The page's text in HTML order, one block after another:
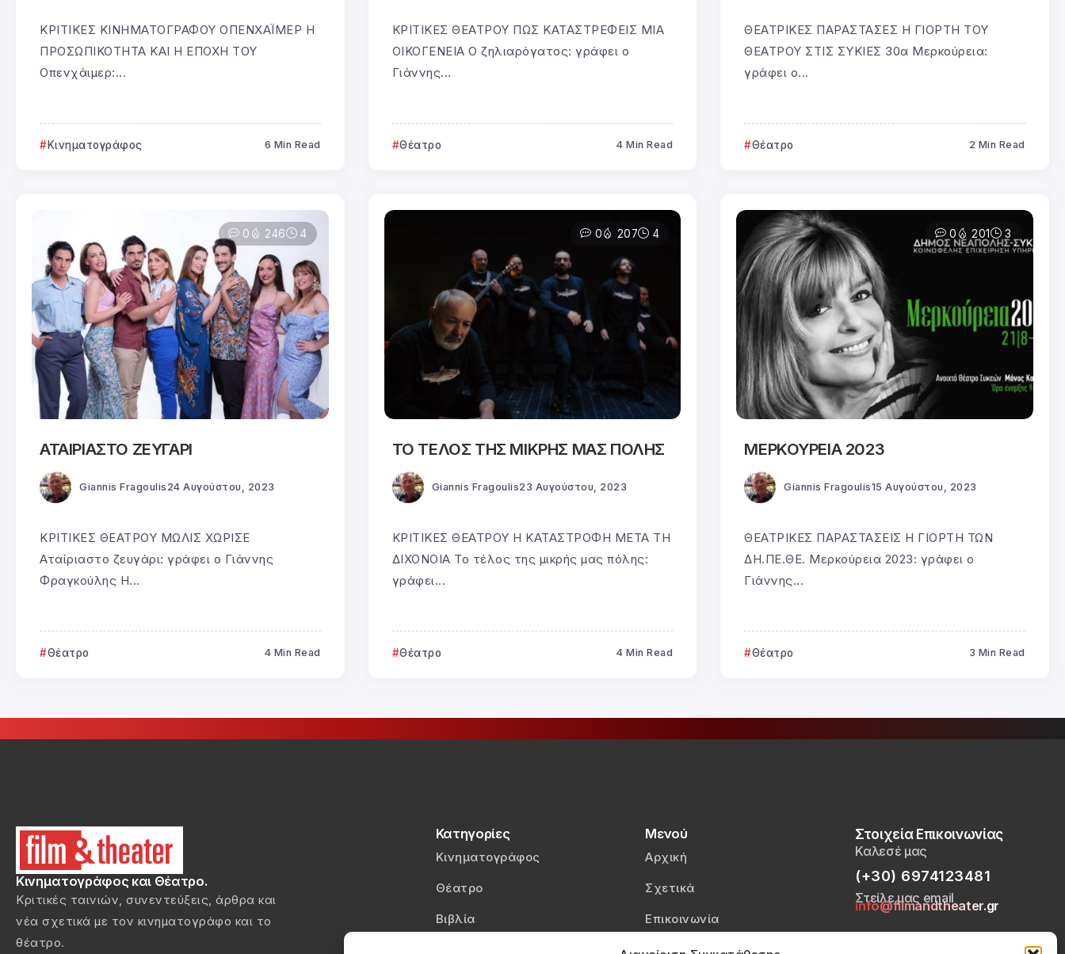
ΚΡΙΤΙΚΕΣ ΚΙΝΗΜΑΤΟΓΡΑΦΟΥ ΟΠΕΝΧΑΪΜΕΡ Η
ΠΡΟΣΩΠΙΚΟΤΗΤΑ ΚΑΙ Η ΕΠΟΧΗ ΤΟΥ
Οπενχάιμερ:...
Κινηματογράφος 6 Min Read
ΚΡΙΤΙΚΕΣ ΘΕΑΤΡΟΥ ΠΩΣ ΚΑΤΑΣΤΡΕΦΕΙΣ ΜΙΑ
ΟΙΚΟΓΕΝΕΙΑ Ο ζηλιαρόγατος: γράφει ο
Γιάννης...
Θέατρο 4 Min Read
ΘΕΑΤΡΙΚΕΣ ΠΑΡΑΣΤΑΣΕΣ Η ΓΙΟΡΤΗ ΤΟΥ
ΘΕΑΤΡΟΥ ΣΤΙΣ ΣΥΚΙΕΣ 30α Μερκούρεια:
γράφει ο...
Θέατρο 2 Min Read
0 246 4
ΑΤΑΙΡΙΑΣΤΟ ΖΕΥΓΑΡΙ
Giannis Fragoulis 24 Αυγούστου, 2023
ΚΡΙΤΙΚΕΣ ΘΕΑΤΡΟΥ ΜΩΛΙΣ ΧΩΡΙΣΕ
Αταίριαστο ζευγάρι: γράφει ο Γιάννης
Φραγκούλης Η...
Θέατρο 4 Min Read
0 207 4
ΤΟ ΤΕΛΟΣ ΤΗΣ ΜΙΚΡΗΣ ΜΑΣ ΠΟΛΗΣ
Giannis Fragoulis23 Αυγούστου, 2023
ΚΡΙΤΙΚΕΣ ΘΕΑΤΡΟΥ Η ΚΑΤΑΣΤΡΟΦΗ ΜΕΤΑ ΤΗ
ΔΙΧΟΝΟΙΑ Το τέλος της μικρής μας πόλης:
γράφει...
Θέατρο 4 Min Read
0 201 3
ΜΕΡΚΟΥΡΕΙΑ 2023
Giannis Fragoulis15 Αυγούστου, 2023
ΘΕΑΤΡΙΚΕΣ ΠΑΡΑΣΤΑΣΕΙΣ Η ΓΙΟΡΤΗ ΤΩΝ
ΔΗ.ΠΕ.ΘΕ. Μερκούρεια 2023: γράφει ο
Γιάννης...
Θέατρο 3 Min Read
Κινηματογράφος και Θέατρο.
Κριτικές ταινιών, συνεντεύξεις, άρθρα και
νέα σχετικά με τον κινηματογράφο και το
θέατρο.
Κατηγορίες
Κινηματογράφος
Θέατρο
Βιβλία
Μενού
Αρχική
Σχετικά
Επικοινωνία
Πολιτική Απορρήτου
Στοιχεία Επικοινωνίας
Καλεσέ μας
(+30) 6974123481
Στείλε μας email
info@filmandtheater.gr